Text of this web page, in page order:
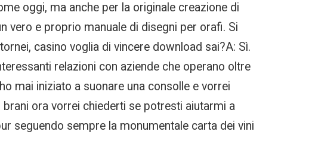
oggi, ma anche per la originale creazione di
vero e proprio manuale di disegni per orafi. Si
casino voglia di vincere download sai?A: Sì.
relazioni con aziende che operano oltre
mai iniziato a suonare una consolle e vorrei
ora vorrei chiederti se potresti aiutarmi a
seguendo sempre la monumentale carta dei vini